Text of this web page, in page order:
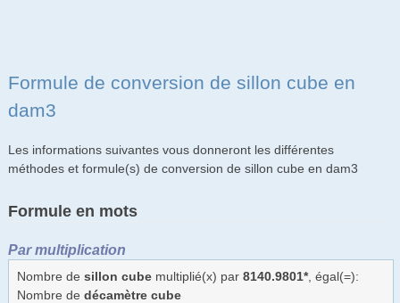
Formule de conversion de sillon cube en
dam3
Les informations suivantes vous donneront les différentes
méthodes et formule(s) de conversion de sillon cube en dam3
Formule en mots
Par multiplication
Nombre de sillon cubemultiplié(x) par 8140.9801*, égal(=):
Nombre de décamètre cube